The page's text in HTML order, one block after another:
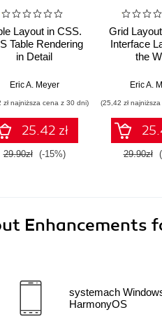
Layout in CSS.
Table Rendering
in Detail
Eric A. Meyer
zł najniższa cena z 30 dni)
25.42 zł
29.90zł (-15%)
Grid
Interface
the
Eric A.
(25,42 zł
29.90zł
Enhancements
systemach
HarmonyOS